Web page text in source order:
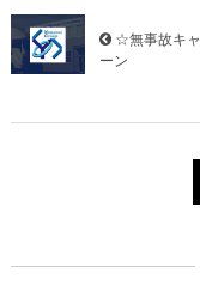
☆無事故キ
ーン